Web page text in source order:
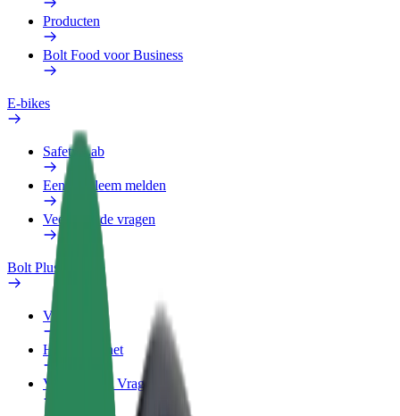
Producten
Bolt Food voor Business
E-bikes
Safety Lab
Een probleem melden
Veelgestelde vragen
Bolt Plus
Voordelen
Hoe werkt het
Veelgestelde Vragen